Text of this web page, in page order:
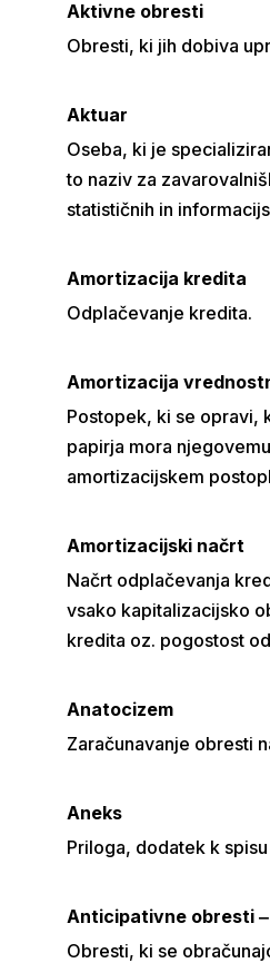
Aktivne obresti
Obresti, ki jih dobiva
Aktuar
Oseba, ki je
to naziv za
statističnih in
Amortizacija kredita
Odplačevanje kredita.
Amortizacija
Postopek, ki se opravi,
papirja mora
amortizacijskem
Amortizacijski načrt
Načrt odplačevanja
vsako kapitalizacijsko
kredita oz. pogostost
Anatocizem
Zaračunavanje obresti
Aneks
Priloga, dodatek k
Anticipativne obresti
Obresti, ki se